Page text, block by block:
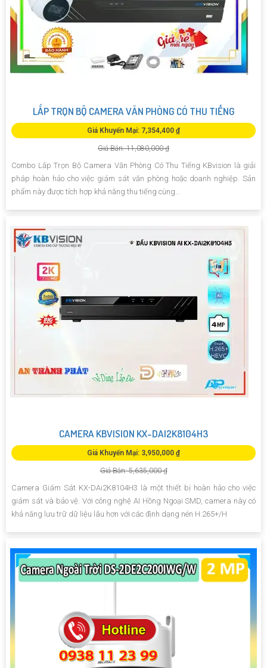
LẮP TRỌN BỘ CAMERA VĂN PHÒNG CÓ THU TIẾNG
Giá Khuyến Mại: 7,354,400 ₫
Giá Bán: 11,080,000 ₫
Combo Lắp Trọn Bộ Camera Văn Phòng Có Thu Tiếng KBvision là giải
pháp hoàn hảo cho việc giám sát văn phòng hoặc doanh nghiệp. Sản
phẩm này được tích hợp khả năng thu tiếng cùng...
CAMERA KBVISION KX-DAI2K8104H3
Giá Khuyến Mại: 3,950,000 ₫
Giá Bán: 5,635,000 ₫
Camera Giám Sát KX-DAi2K8104H3 là một thiết bị hoàn hảo cho việc
giám sát và bảo vệ. Với công nghệ AI Hồng Ngoại SMD, camera này có
khả năng lưu trữ dữ liệu lâu hơn với các định dạng nén H.265+/H